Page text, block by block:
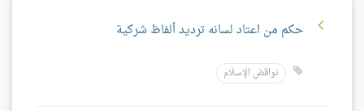
حكم من اعتاد لسانه ترديد ألفاظ شركية
نواقض الإسلام